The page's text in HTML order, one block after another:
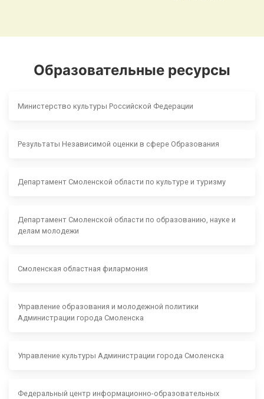
Образовательные ресурсы
Министерство культуры Российской Федерации
Результаты Независимой оценки в сфере Образования
Департамент Смоленской области по культуре и туризму
Департамент Смоленской области по образованию, науке и
делам молодежи
Смоленская областная филармония
Управление образования и молодежной политики
Администрации города Смоленска
Управление культуры Администрации города Смоленска
Федеральный центр информационно-образовательных